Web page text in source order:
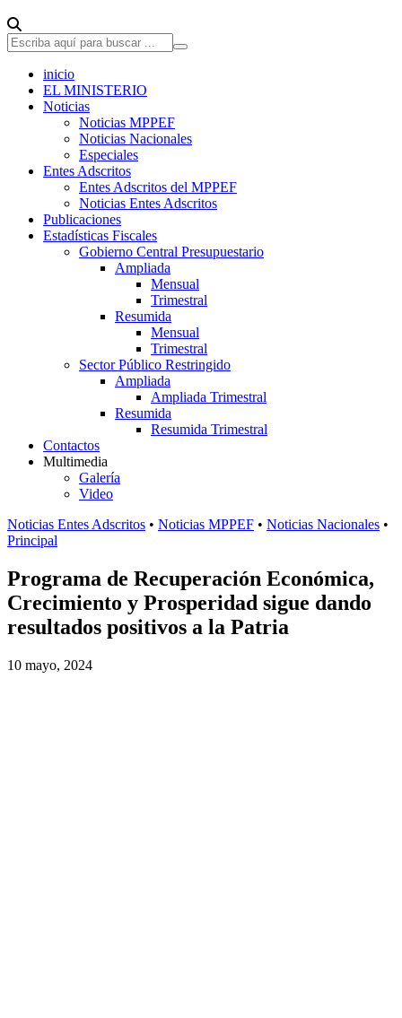
inicio
EL MINISTERIO
Noticias
Noticias MPPEF
Noticias Nacionales
Especiales
Entes Adscritos
Entes Adscritos del MPPEF
Noticias Entes Adscritos
Publicaciones
Estadísticas Fiscales
Gobierno Central Presupuestario
Ampliada
Mensual
Trimestral
Resumida
Mensual
Trimestral
Sector Público Restringido
Ampliada
Ampliada Trimestral
Resumida
Resumida Trimestral
Contactos
Multimedia
Galería
Video
Noticias Entes Adscritos • Noticias MPPEF • Noticias Nacionales •
Principal
Programa de Recuperación Económica,
Crecimiento y Prosperidad sigue dando
resultados positivos a la Patria
10 mayo, 2024